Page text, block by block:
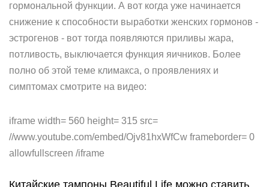
гормональной функции. А вот когда уже начинается
снижение к способности выработки женских гормонов -
эстрогенов - вот тогда появляются приливы жара,
потливость, выключается функция яичников. Более
полно об этой теме климакса, о проявлениях и
симптомах смотрите на видео:
iframe width= 560 height= 315 src=
//www.youtube.com/embed/Ojv81hxWfCw frameborder= 0
allowfullscreen /iframe
Китайские тампоны Beautiful Life можно ставить